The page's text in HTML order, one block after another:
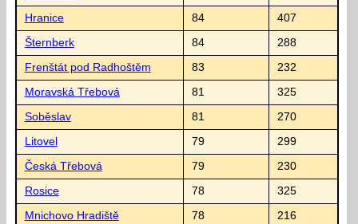
Hranice 84 407
Šternberk 84 288
Frenštát pod Radhoštěm 83 232
Moravská Třebová 81 325
Soběslav 81 270
Litovel 79 299
Česká Třebová 79 230
Rosice 78 325
Mnichovo Hradiště 78 216